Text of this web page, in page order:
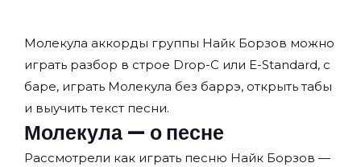
Молекула аккорды группы Найк Борзов можно
играть разбор в строе Drop-C или E-Standard, с
баре, играть Молекула без баррэ, открыть табы
и выучить текст песни.
Молекула — о песне
Рассмотрели как играть песню Найк Борзов —